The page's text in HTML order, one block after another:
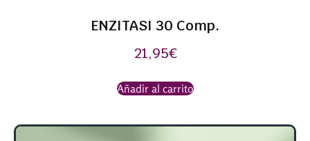
ENZITASI 30 Comp.
21,95€
Añadir al carrito